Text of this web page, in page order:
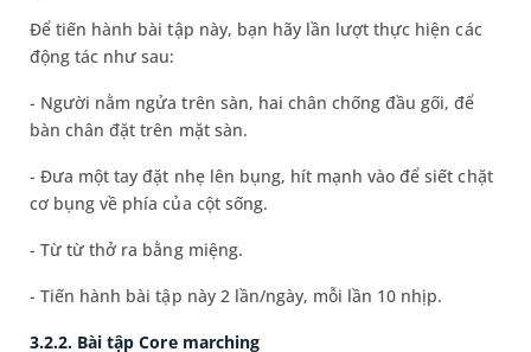
Để tiến hành bài tập này, bạn hãy lần lượt thực hiện các
động tác như sau:
- Người nằm ngửa trên sàn, hai chân chống đầu gối, để
bàn chân đặt trên mặt sàn.
- Đưa một tay đặt nhẹ lên bụng, hít mạnh vào để siết chặt
cơ bụng về phía của cột sống.
- Từ từ thở ra bằng miệng.
- Tiến hành bài tập này 2 lần/ngày, mỗi lần 10 nhịp.
3.2.2. Bài tập Core marching